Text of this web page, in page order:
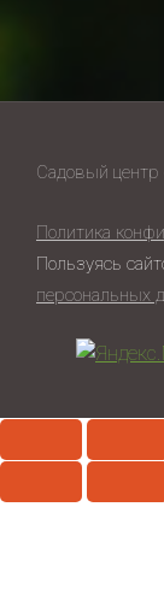
Садовый
Политика
Пользуясь
персональных